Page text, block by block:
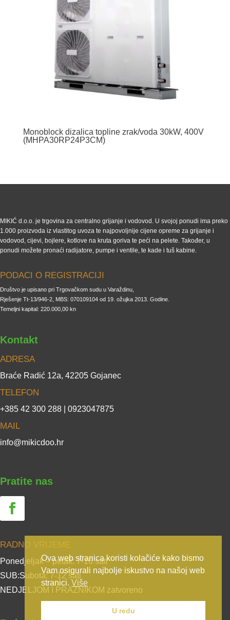
Monoblock dizalica topline zrak/voda 30kW, 400V
(MHPA30RP24P3CM)
MIKIĆ d.o.o. je trgovina za centralno grijanje i vodovod. U svojoj ponudi ima preko
1.000 proizvoda iz vlastitog uvoza te najpovoljnije cijene opreme za grijanje i
vodovod, cijevi, bojlere, kotlove na kruta goriva te peći na pelete. Također, u
ponudi možete pronaći radijatore, pumpe i ventile, te kade i tuš kabine.
PODACI O REGISTRACIJI
Društvo je upisano pri Trgovačkom sudu u Varaždinu,
Rješenje Tt-13/946-2, MBS: 070109104 od 19. ožujka 2013. Godine.
Temeljni kapital: 220.000,00 kn
Kontakt
ADRESA
Braće Radić 12a, 42205 Gojanec
TELEFON
+385 42 300 288 | 0923047875
MAIL
info@mikicdoo.hr
Pratite nas
RADNO VRIJEME
Ponedjeljak – petak: 7-16 sati
SUB:Subota: 7-12 sati
NEDJELJOM I PRAZNIKOM zatvoreno
Ova web stranica koristi kolačiće kako bismo
Vam osigurali najbolje iskustvo na našoj web
stranici. Više
U redu